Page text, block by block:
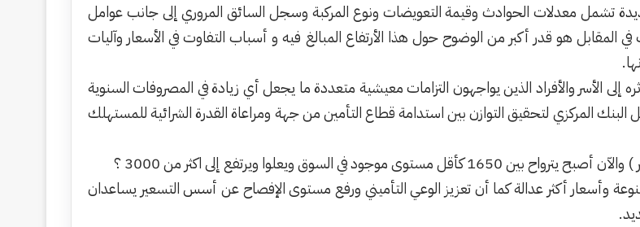
تشمل معدلات الحوادث وقيمة التعويضات ونوع المركبة وسجل السائق المروري إلى جانب عوامل
هو قدر أكبر من الوضوح حول هذا الأرتفاع المبالغ فيه و أسباب التفاوت في الأسعار وآليات
إلى الأسر والأفراد الذين يواجهون التزامات معيشية متعددة ما يجعل أي زيادة في المصروفات السنوية
المركزي لتحقيق التوازن بين استدامة قطاع التأمين من جهة ومراعاة القدرة الشرائية للمستهلك
أكثر عدالة كما أن تعزيز الوعي التأميني ورفع مستوى الإفصاح عن أسس التسعير يساعدان